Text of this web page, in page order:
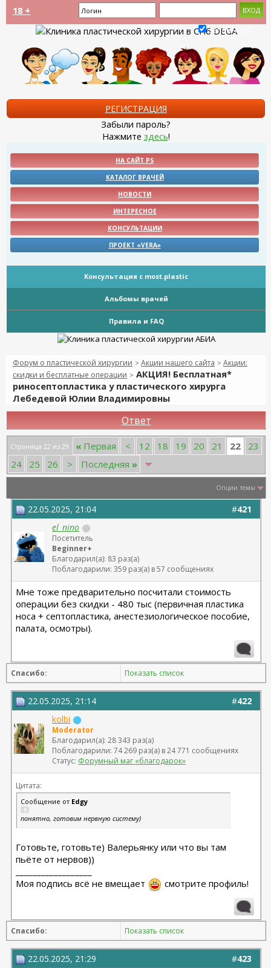
18 +
Запомнить?
РЕГИСТРАЦИЯ
Забыли пароль?
Нажмите здесь!
НА САЙТ PS
КАТАЛОГ ВРАЧЕЙ
НОВОСТИ
ИНТЕРЕСНОЕ
КОНСУЛЬТАЦИИ
ПРОЕКТ «VERA»
Консультация с most.plastic
Альбомы врачей
Правила и FAQ
Форум о пластической хирургии > Акции нашего сайта > Акции:
скидки и бесплатные операции > АКЦИЯ! Бесплатная*
риносептопластика у пластического хирурга
Лебедевой Юлии Владимировны
Ответ
Страница 22 из 29 « Первая < 12 18 19 20 21 22
23
24
25 26 > Последняя »
Опции темы
#421
22.05.2025, 21:04
el_nino
Посетитель
Beginner+
Благодарил(а): 83 раз(а)
Поблагодарили: 359 раз(а) в 57 сообщениях
Мне тоже предварительно посчитали стоимость
операции без скидки - 480 тыс (первичная пластика
носа + септопластика, анестезиологическое пособие,
палата, осмотры).
Спасибо: Показать список
#422
22.05.2025, 21:14
kolbi
Moderator
Благодарил(а): 28 343 раз(а)
Поблагодарили: 74 269 раз(а) в 24 771 сообщениях
Статус: Форумный маг «благодарок»
Цитата:
Сообщение от Edgy
понятно, готовим нервную систему)
Готовьте, готовьте) Валерьянку или что вы там
пьёте от нервов))
Моя подпись всё не вмещает
смотрите профиль!
Спасибо: Показать список
#423
22.05.2025, 21:29